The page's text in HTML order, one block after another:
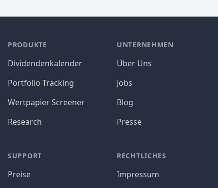
PRODUKTE
Dividendenkalender
Portfolio Tracking
Wertpapier Screener
Research
SUPPORT
Preise
UNTERNEHMEN
Über Uns
Jobs
Blog
Presse
RECHTLICHES
Impressum